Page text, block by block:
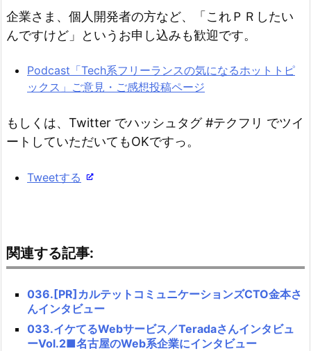
企業さま、個人開発者の方など、「これＰＲしたい
んですけど」というお申し込みも歓迎です。
Podcast「Tech系フリーランスの気になるホットトピ
ックス」ご意見・ご感想投稿ページ
もしくは、Twitter でハッシュタグ #テクフリ でツイ
ートしていただいてもOKですっ。
Tweetする
関連する記事:
036.[PR]カルテットコミュニケーションズCTO金本さ
んインタビュー
033.イケてるWebサービス／Teradaさんインタビュ
ーVol.2■名古屋のWeb系企業にインタビュー